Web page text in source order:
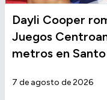
Dayli Cooper
Juegos
metros en
7 de agosto de 2026